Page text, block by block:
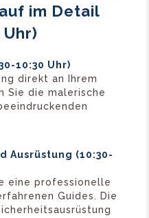
im Detail
10:30 Uhr)
direkt an Ihrem
Sie die malerische
Ausrüstung (10:30-
eine professionelle
Guides. Die